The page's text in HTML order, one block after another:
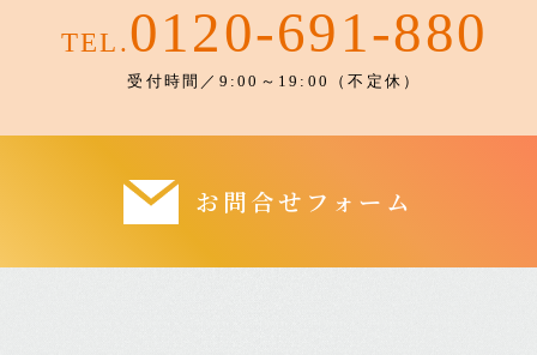
TEL.0120-691-880
受付時間／9:00～19:00（不定休）
お問合せフォーム